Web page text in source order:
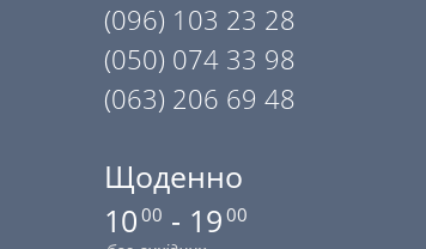
(096) 103 23 28
(050) 074 33 98
(063) 206 69 48
Щоденно
10 00 - 19 00